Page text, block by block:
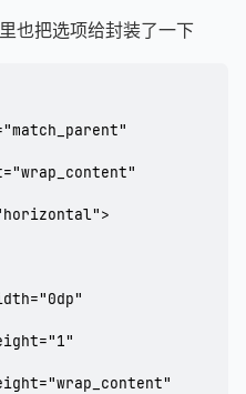
也把选项给封装了一下